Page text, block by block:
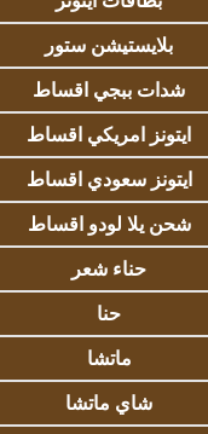
بلايستيشن ستور
شدات ببجي اقساط
ايتونز امريكي اقساط
ايتونز سعودي اقساط
شحن يلا لودو اقساط
حناء شعر
حنا
ماتشا
شاي ماتشا